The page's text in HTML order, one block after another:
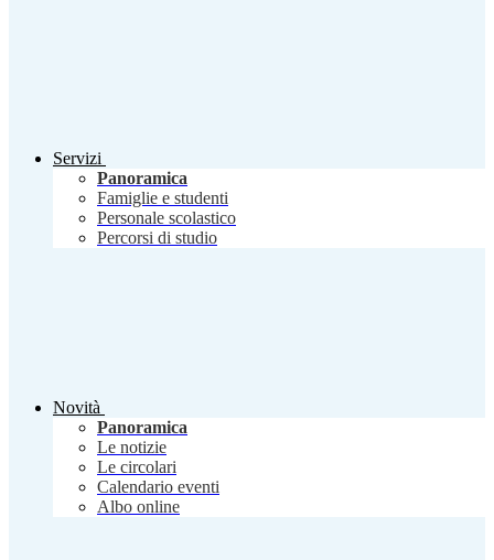
Servizi
Panoramica
Famiglie e studenti
Personale scolastico
Percorsi di studio
Novità
Panoramica
Le notizie
Le circolari
Calendario eventi
Albo online